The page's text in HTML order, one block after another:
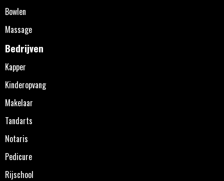
Bowlen
Massage
Bedrijven
Kapper
Kinderopvang
Makelaar
Tandarts
Notaris
Pedicure
Rijschool